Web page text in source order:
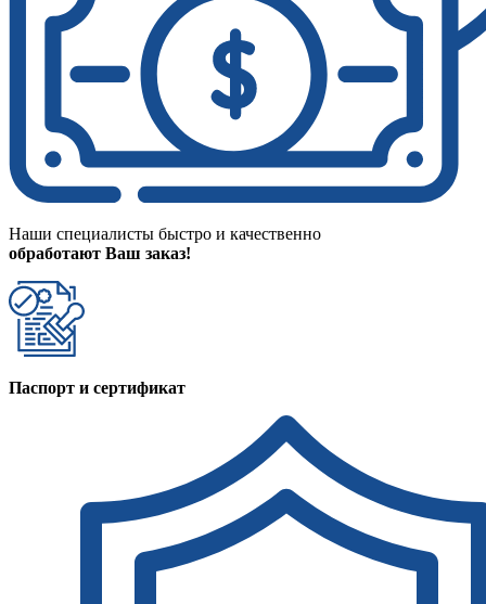
Наши специалисты быстро и качественно
обработают Ваш заказ!
Паспорт и сертификат